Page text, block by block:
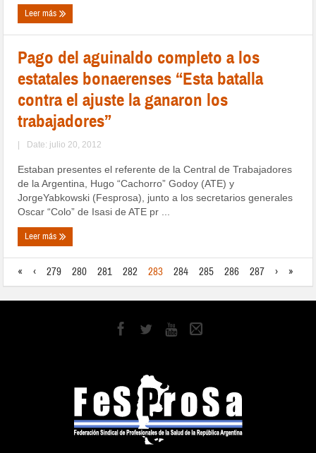
Leer más
Pago del aguinaldo completo a los
estatales bonaerenses “Esta batalla
contra el ajuste la ganaron los
trabajadores”
| Date: julio 20, 2012
Estaban presentes el referente de la Central de Trabajadores
de la Argentina, Hugo “Cachorro” Godoy (ATE) y
JorgeYabkowski (Fesprosa), junto a los secretarios generales
Oscar “Colo” de Isasi de ATE pr ...
Leer más
« ‹ 279 280 281 282 283 284 285 286 287 › »